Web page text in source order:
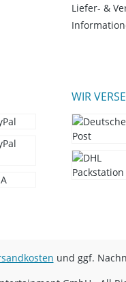
Liefer- &
WIR
und ggf.